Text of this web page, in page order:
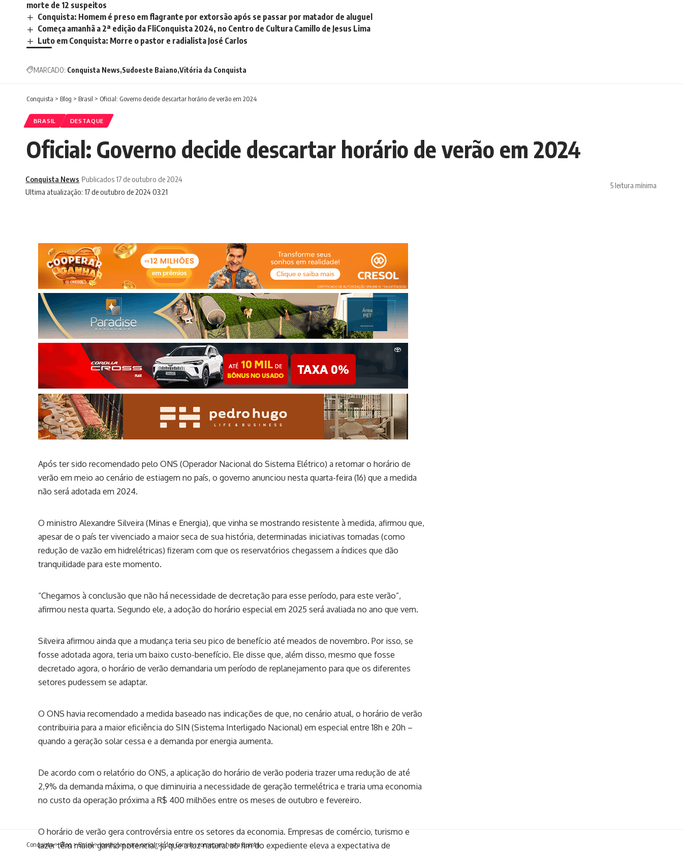
morte de 12 suspeitos
Conquista: Homem é preso em flagrante por extorsão após se passar por matador de aluguel
Começa amanhã a 2ª edição da FliConquista 2024, no Centro de Cultura Camillo de Jesus Lima
Luto em Conquista: Morre o pastor e radialista José Carlos
MARCADO: Conquista News Sudoeste Baiano Vitória da Conquista
Conquista > Blog > Brasil > Oficial: Governo decide descartar horário de verão em 2024
BRASIL DESTAQUE
Oficial: Governo decide descartar horário de verão em 2024
Ultima atualização: 17 de outubro de 2024 03:21
Conquista News Publicados 17 de outubro de 2024
5 leitura mínima
Após ter sido recomendado pelo ONS (Operador Nacional do Sistema Elétrico) a retomar o horário de
verão em meio ao cenário de estiagem no país, o governo anunciou nesta quarta-feira (16) que a medida
não será adotada em 2024.
O ministro Alexandre Silveira (Minas e Energia), que vinha se mostrando resistente à medida, afirmou que,
apesar de o país ter vivenciado a maior seca de sua história, determinadas iniciativas tomadas (como
redução de vazão em hidrelétricas) fizeram com que os reservatórios chegassem a índices que dão
tranquilidade para este momento.
“Chegamos à conclusão que não há necessidade de decretação para esse período, para este verão”,
afirmou nesta quarta. Segundo ele, a adoção do horário especial em 2025 será avaliada no ano que vem.
Silveira afirmou ainda que a mudança teria seu pico de benefício até meados de novembro. Por isso, se
fosse adotada agora, teria um baixo custo-benefício. Ele disse que, além disso, mesmo que fosse
decretado agora, o horário de verão demandaria um período de replanejamento para que os diferentes
setores pudessem se adaptar.
O ONS havia recomendado a medida baseado nas indicações de que, no cenário atual, o horário de verão
contribuiria para a maior eficiência do SIN (Sistema Interligado Nacional) em especial entre 18h e 20h –
quando a geração solar cessa e a demanda por energia aumenta.
De acordo com o relatório do ONS, a aplicação do horário de verão poderia trazer uma redução de até
2,9% da demanda máxima, o que diminuiria a necessidade de geração termelétrica e traria uma economia
no custo da operação próxima a R$ 400 milhões entre os meses de outubro e fevereiro.
O horário de verão gera controvérsia entre os setores da economia. Empresas de comércio, turismo e
lazer têm maior ganho potencial, já que a luz natural ao fim do expediente eleva a expectativa de
Conquista>Blog >Brasil>Inscrições para concurso dos Correios começam nesta quinta